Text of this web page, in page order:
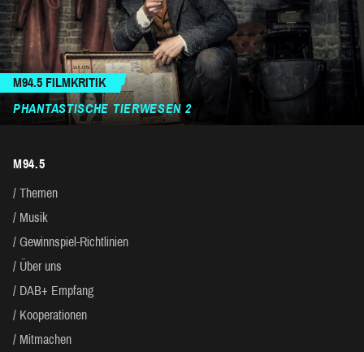
M94.5 FILMKRITIK
PHANTASTISCHE TIERWESEN 2
M94.5
Themen
Musik
Gewinnspiel-Richtlinien
Über uns
DAB+ Empfang
Kooperationen
Mitmachen